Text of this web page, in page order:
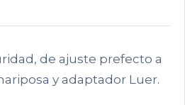
de ajuste prefecto a
y adaptador Luer.